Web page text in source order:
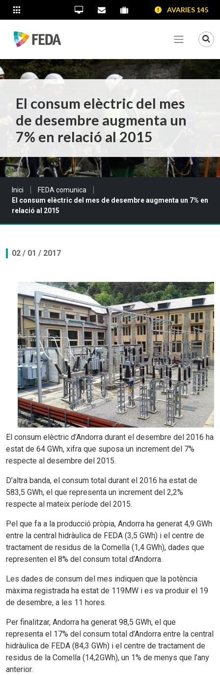
SALTAR AL CONTINGUT
SALTAR A LA NAVEGACIÓ
SALTAR A LA INFORMACIÓ DE CONTACTE
ALTRES LLOCS WEBOficina Virtual
Contacta'nsPortal proveïdors
Portal de transparència
AVARIES 145
Veure
El consum elèctric del mes
de desembre augmenta un
7% en relació al 2015
Sou a:
Inici
FEDA comunica
El consum elèctric del mes de desembre augmenta un 7% en
relació al 2015
02 / 01 / 2017
El consum elèctric d’Andorra durant el desembre del 2016 ha
estat de 64 GWh, xifra que suposa un increment del 7%
respecte al desembre del 2015.
D’altra banda, el consum total durant el 2016 ha estat de
583,5 GWh, el que representa un increment del 2,2%
respecte al mateix període del 2015.
Pel que fa a la producció pròpia, Andorra ha generat 4,9 GWh
entre la central hidràulica de FEDA (3,5 GWh) i el centre de
tractament de residus de la Comella (1,4 GWh), dades que
representen el 8% del consum total d’Andorra.
Les dades de consum del mes indiquen que la potència
màxima registrada ha estat de 119MW i es va produir el 19
de desembre, a les 11 hores.
Per finalitzar, Andorra ha generat 98,5 GWh, el que
representa el 17% del consum total d’Andorra entre la central
hidràulica de FEDA (84,3 GWh) i el centre de tractament de
residus de la Comella (14,2GWh), un 1% de menys que l’any
anterior.